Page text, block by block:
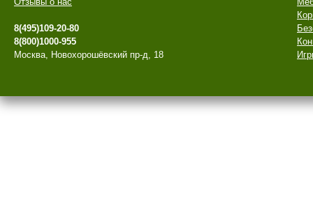
8(495)109-20-80
8(800)1000-955
Москва, Новохорошёвский пр-д, 18